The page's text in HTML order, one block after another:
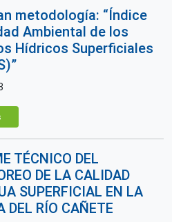
metodología: “Índice
Ambiental de los
Hídricos Superficiales
TÉCNICO DEL
DE LA CALIDAD
SUPERFICIAL EN LA
DEL RÍO CAÑETE